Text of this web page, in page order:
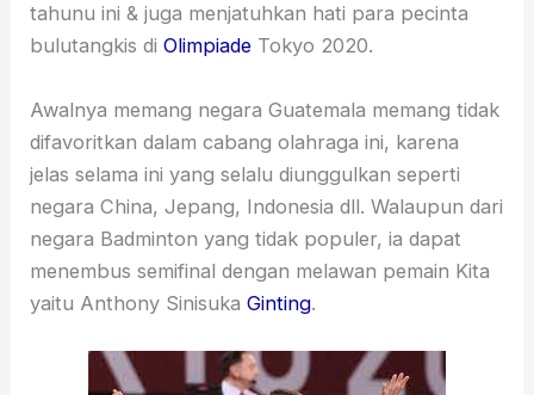
tahunu ini & juga menjatuhkan hati para pecinta
bulutangkis diOlimpiade Tokyo 2020.
Awalnya memang negara Guatemala memang tidak
difavoritkan dalam cabang olahraga ini, karena
jelas selama ini yang selalu diunggulkan seperti
negara China, Jepang, Indonesia dll. Walaupun dari
negara Badminton yang tidak populer, ia dapat
menembus semifinal dengan melawan pemain Kita
yaitu Anthony SinisukaGinting.